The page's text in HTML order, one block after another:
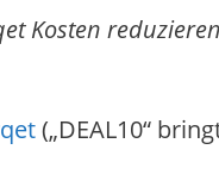
Kosten
(„DEAL10“